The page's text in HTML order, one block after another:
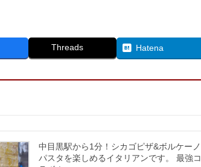
Threads Hatena
中目黒駅から1分！シカゴピザ&ボルケーノ
パスタを楽しめるイタリアンです。 最強コ